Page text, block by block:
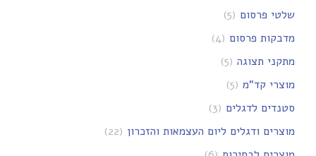
שלטי פרסום (5)
מדבקות פרסום (4)
מתקני תצוגה (5)
מוצרי קד"מ (5)
סטנדים לדגלים (3)
מוצרים ודגלים ליום העצמאות והזכרון (22)